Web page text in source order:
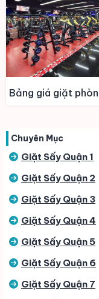
Chuyên Mục
Giặt Sấy Quận 1
Giặt Sấy Quận 2
Giặt Sấy Quận 3
Giặt Sấy Quận 4
Giặt Sấy Quận 5
Giặt Sấy Quận 6
Giặt Sấy Quận 7